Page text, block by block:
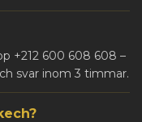
+212 600 608 608 –
svar inom 3 timmar.